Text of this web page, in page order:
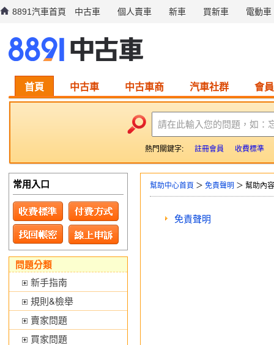
8891汽車首頁 中古車 個人賣車 新車 買新車 電動車
首頁 中古車 中古車商 汽車社群 會
請在此輸入您的問題，如：
熱門關鍵字: 註冊會員 收費標準
幫助中心首頁 ＞ 免責聲明 ＞ 幫助內容
免責聲明
常用入口
問題分類
新手指南
規則&檢舉
賣家問題
買家問題